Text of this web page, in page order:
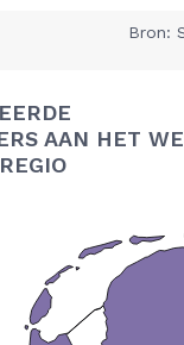
Bron:
AAN HET